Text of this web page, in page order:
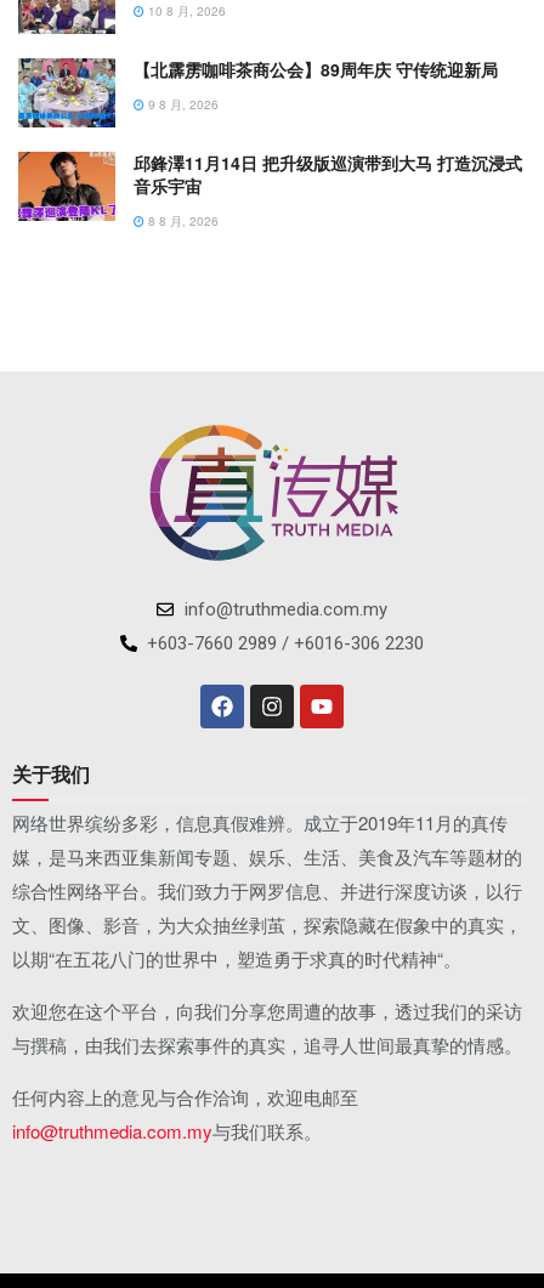
10 8 月, 2026
【北霹雳咖啡茶商公会】89周年庆 守传统迎新局
9 8 月, 2026
邱鋒澤11月14日 把升级版巡演带到大马 打造沉浸式
音乐宇宙
8 8 月, 2026
info@truthmedia.com.my
+603-7660 2989 / +6016-306 2230
关于我们
网络世界缤纷多彩，信息真假难辨。成立于2019年11月的真传
媒，是马来西亚集新闻专题、娱乐、生活、美食及汽车等题材的
综合性网络平台。我们致力于网罗信息、并进行深度访谈，以行
文、图像、影音，为大众抽丝剥茧，探索隐藏在假象中的真实，
以期“在五花八门的世界中，塑造勇于求真的时代精神“。
欢迎您在这个平台，向我们分享您周遭的故事，透过我们的采访
与撰稿，由我们去探索事件的真实，追寻人世间最真挚的情感。
任何内容上的意见与合作洽询，欢迎电邮至
info@truthmedia.com.my与我们联系。